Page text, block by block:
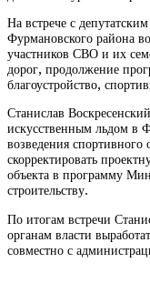
На встрече с
Фурмановского района
участников СВО и их
дорог, продолжение
благоустройство,
Станислав
искусственным льдом в
возведения спортивного
скорректировать
объекта в программу
строительству.
По итогам встречи
органам власти
совместно с